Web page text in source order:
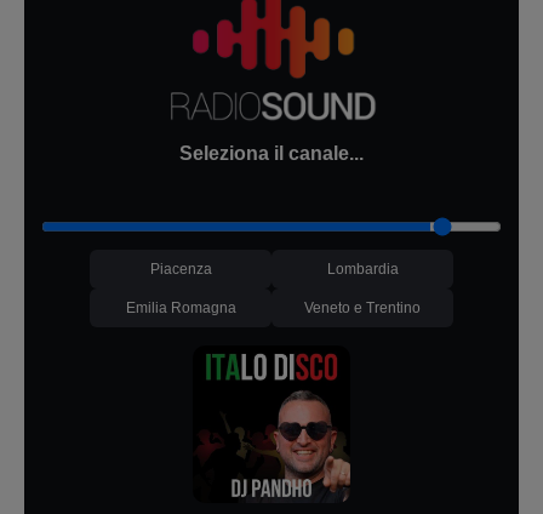
Seleziona il canale...
Piacenza Lombardia
Emilia Romagna Veneto e Trentino